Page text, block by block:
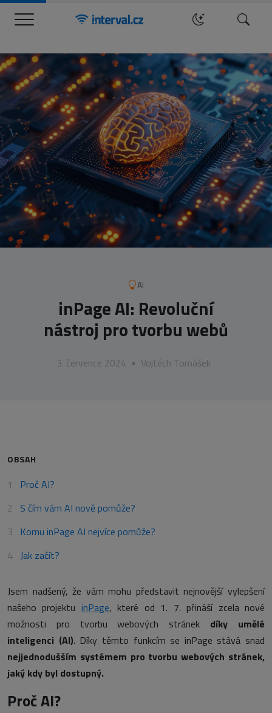
Menu Hledat
AI
inPage AI: Revoluční
nástroj pro tvorbu webů
3. července 2024 • Vojtěch Tomášek
OBSAH
Proč AI?
S čím vám AI nově pomůže?
Komu inPage AI nejvíce pomůže?
Jak začít?
Jsem nadšený, že vám mohu představit nejnovější vylepšení
našeho projektu inPage, které od 1. 7. přináší zcela nové
možnosti pro tvorbu webových stránek díky umělé
inteligenci (AI). Díky těmto funkcím se inPage stává snad
nejjednodušším systémem pro tvorbu webových stránek,
jaký kdy byl dostupný.
Proč AI?